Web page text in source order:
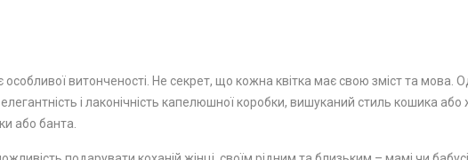
​​витонченості. Не секрет, що кожна квітка має свою зміст та мова.
і лаконічність капелюшної коробки, вишуканий стиль кошика або
або банта.